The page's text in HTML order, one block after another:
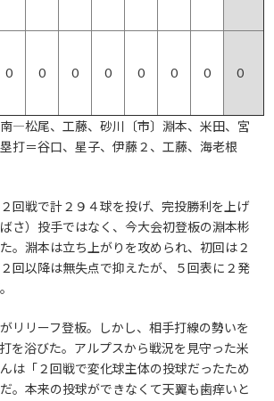
0 0 0 0 0 0 0 0
南―松尾、工藤、砂川〔市〕淵本、米田、宮
＝谷口、星子、伊藤２、工藤、海老根
回戦で計２９４球を投げ、完投勝利を上げ
さ）投手ではなく、今大会初登板の淵本彬
。淵本は立ち上がりを攻められ、初回は２
回以降は無失点で抑えたが、５回表に２発
リリーフ登板。しかし、相手打線の勢いを
を浴びた。アルプスから戦況を見守った米
は「２回戦で変化球主体の投球だったため
。本来の投球ができなくて天翼も歯痒いと